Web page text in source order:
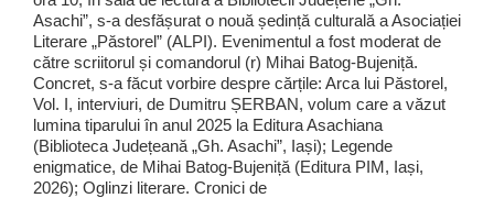
Asachi”, s-a desfășurat o nouă ședință culturală a Asociației
Literare „Păstorel” (ALPI). Evenimentul a fost moderat de
către scriitorul și comandorul (r) Mihai Batog-Bujeniță.
Concret, s-a făcut vorbire despre cărțile: Arca lui Păstorel,
Vol. I, interviuri, de Dumitru ȘERBAN, volum care a văzut
lumina tiparului în anul 2025 la Editura Asachiana
(Biblioteca Județeană „Gh. Asachi”, Iași); Legende
enigmatice, de Mihai Batog-Bujeniță (Editura PIM, Iași,
2026); Oglinzi literare. Cronici de